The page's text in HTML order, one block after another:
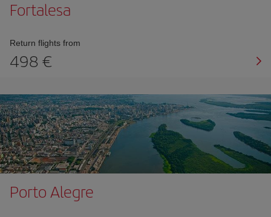
Fortalesa
Return flights from
498
Porto Alegre